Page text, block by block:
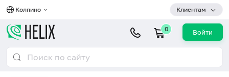
Колпино Клиентам
0 Войти